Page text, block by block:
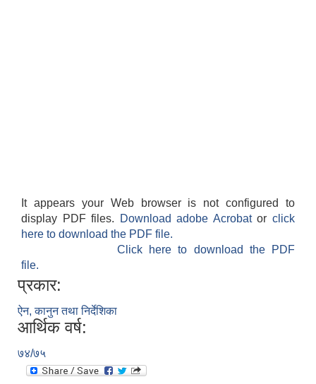
It appears your Web browser is not configured to
display PDF files.
Download adobe Acrobatorclick
here to download the PDF file.
Click here to download the PDF
file.
प्रकार:
ऐन, कानुन तथा निर्देशिका
आर्थिक वर्ष:
७४/७५